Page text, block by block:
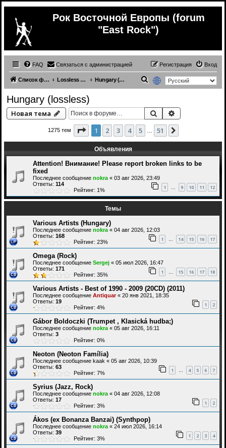
Рок Восточной Европы (forum
"East Rock")
FAQ Связаться с администрацией Вход
Регистрация
Список форумов Lossless (East Europe music) Hungary (lossless)
с
Hungary (lossless)
Новая тема Поиск
1275 тем Страница из 51
1 2 3 4 5 51
Объявления
Attention! Внимание! Please report broken links to be
fixed
Последнее сообщение nokra « 03 авг 2026, 23:49
Ответы: 114 1 … 9 10 11 12
Рейтинг: 1%
Темы
Various Artists (Hungary)
Последнее сообщение nokra « 04 авг 2026, 12:03
Ответы: 168 1 … 14 15 16 17
Рейтинг: 23%
Omega (Rock)
Последнее сообщение Sergej « 05 июл 2026, 16:47
Ответы: 171 1 … 15 16 17 18
Рейтинг: 35%
Various Artists - Best of 1990 - 2009 (20СD) (2011)
Последнее сообщение Antiquar« 20 янв 2021, 18:35
Ответы: 19 1 2
Рейтинг: 4%
Gábor Boldoczki (Trumpet , Klasická hudba;)
Последнее сообщение nokra « 05 авг 2026, 16:11
Ответы: 3
Рейтинг: 0%
Neoton (Neoton Família)
Последнее сообщение kaak « 05 авг 2026, 10:39
Ответы: 63 1 … 4 5 6 7
Рейтинг: 7%
Syrius (Jazz, Rock)
Последнее сообщение nokra « 04 авг 2026, 12:08
Ответы: 17 1 2
Рейтинг: 3%
Ákos (ex Bonanza Banzai) (Synthpop)
Последнее сообщение nokra « 24 июл 2026, 16:14
Ответы: 39 1 2 3 4
Рейтинг: 3%